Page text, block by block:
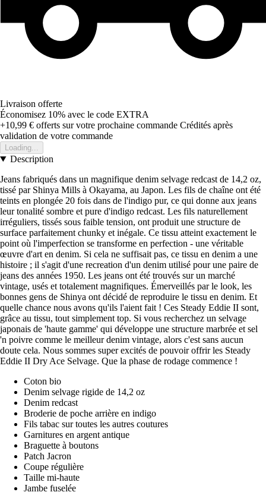
Livraison offerte
Économisez 10% avec le code EXTRA
+10,99 € offerts sur votre prochaine commande Crédités après
validation de votre commande
Loading...
Description
Jeans fabriqués dans un magnifique denim selvage redcast de 14,2 oz,
tissé par Shinya Mills à Okayama, au Japon. Les fils de chaîne ont été
teints en plongée 20 fois dans de l'indigo pur, ce qui donne aux jeans
leur tonalité sombre et pure d'indigo redcast. Les fils naturellement
irréguliers, tissés sous faible tension, ont produit une structure de
surface parfaitement chunky et inégale. Ce tissu atteint exactement le
point où l'imperfection se transforme en perfection - une véritable
œuvre d'art en denim. Si cela ne suffisait pas, ce tissu en denim a une
histoire ; il s'agit d'une recreation d'un denim utilisé pour une paire de
jeans des années 1950. Les jeans ont été trouvés sur un marché
vintage, usés et totalement magnifiques. Émerveillés par le look, les
bonnes gens de Shinya ont décidé de reproduire le tissu en denim. Et
quelle chance nous avons qu'ils l'aient fait ! Ces Steady Eddie II sont,
grâce au tissu, tout simplement top. Si vous recherchez un selvage
japonais de 'haute gamme' qui développe une structure marbrée et sel
'n poivre comme le meilleur denim vintage, alors c'est sans aucun
doute cela. Nous sommes super excités de pouvoir offrir les Steady
Eddie II Dry Ace Selvage. Que la phase de rodage commence !
Coton bio
Denim selvage rigide de 14,2 oz
Denim redcast
Broderie de poche arrière en indigo
Fils tabac sur toutes les autres coutures
Garnitures en argent antique
Braguette à boutons
Patch Jacron
Coupe régulière
Taille mi-haute
Jambe fuselée